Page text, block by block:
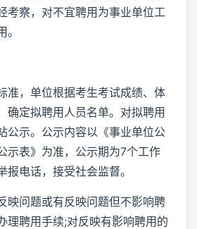
考察，对不宜聘用为事业单位工
准，单位根据考生考试成绩、体
确定拟聘用人员名单。对拟聘用
公示。公示内容以《事业单位公
示表》为准，公示期为7个工作
报电话，接受社会监督。
映问题或有反映问题但不影响聘
理聘用手续;对反映有影响聘用的